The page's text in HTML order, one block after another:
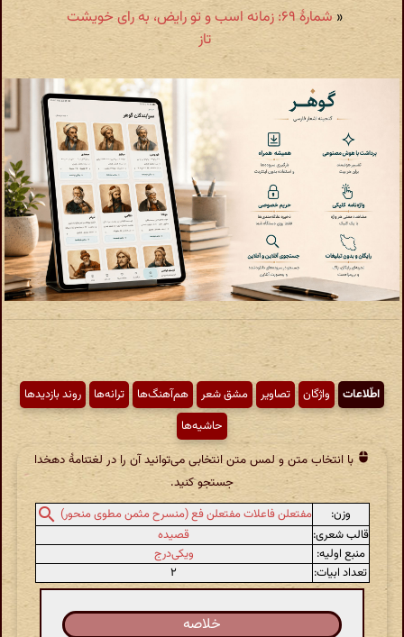
«
شمارهٔ ۶۹: زمانه اسب و تو رایض، به رای خویشت
تاز
اطّلاعات واژگان تصاویر مشق شعر هم‌آهنگ‌ها ترانه‌ها
روند بازدیدها
حاشیه‌ها
با انتخاب متن و لمس متن انتخابی می‌توانید آن را در لغتنامهٔ دهخدا
جستجو کنید.
وزن:
مفتعلن فاعلات مفتعلن فع (منسرح مثمن مطوی منحور)
قالب شعری:
قصیده
منبع اولیه:
ویکی‌درج
تعداد ابیات:
۲
خلاصه